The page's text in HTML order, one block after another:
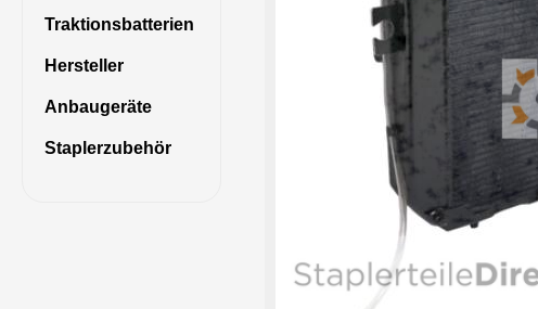
Traktionsbatterien
Hersteller
Anbaugeräte
Staplerzubehör